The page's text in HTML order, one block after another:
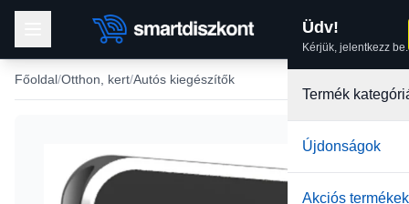
Üdv!
Kérjük, jelentkezz be.
Termék
Újdonságok
Akciós termékek
Főoldal Otthon, kert Autós kiegészítők